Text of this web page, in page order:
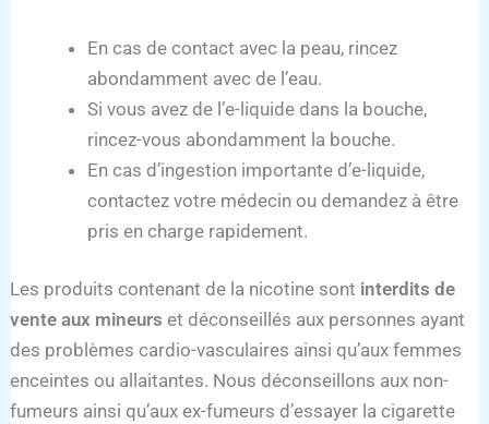
En cas de contact avec la peau, rincez
abondamment avec de l’eau.
Si vous avez de l’e-liquide dans la bouche,
rincez-vous abondamment la bouche.
En cas d’ingestion importante d’e-liquide,
contactez votre médecin ou demandez à être
pris en charge rapidement.
Les produits contenant de la nicotine sont interdits de
vente aux mineurs et déconseillés aux personnes ayant
des problèmes cardio-vasculaires ainsi qu’aux femmes
enceintes ou allaitantes. Nous déconseillons aux non-
fumeurs ainsi qu’aux ex-fumeurs d’essayer la cigarette